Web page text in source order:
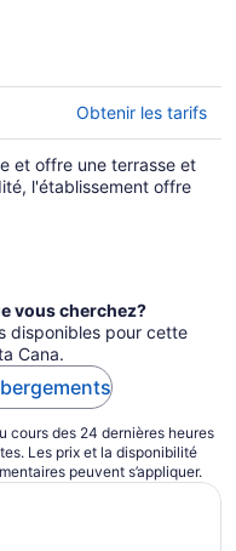
Obtenir les tarifs
et offre une terrasse et
l'établissement offre
vous cherchez?
disponibles pour cette
Cana.
cours des 24 dernières heures
Les prix et la disponibilité
peuvent s’appliquer.